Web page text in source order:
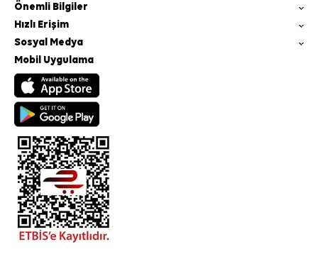
Önemli Bilgiler
Hızlı Erişim
Sosyal Medya
Mobil Uygulama